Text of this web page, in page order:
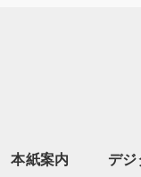
本紙案内 デ